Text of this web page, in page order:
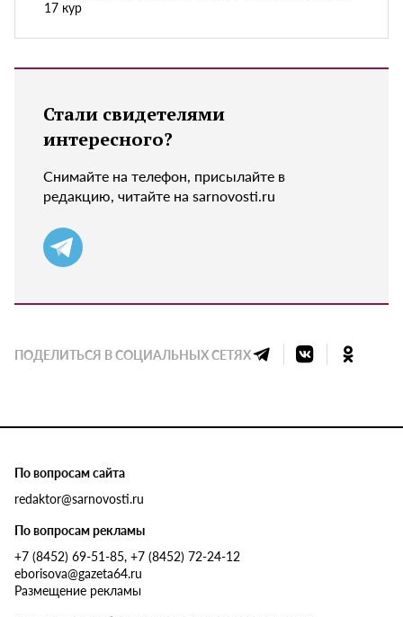
17 кур
Стали свидетелями
интересного?
Снимайте на телефон, присылайте в
редакцию, читайте на sarnovosti.ru
ПОДЕЛИТЬСЯ В СОЦИАЛЬНЫХ СЕТЯХ
По вопросам сайта
redaktor@sarnovosti.ru
По вопросам рекламы
+7 (8452) 69-51-85, +7 (8452) 72-24-12
eborisova@gazeta64.ru
Размещение рекламы